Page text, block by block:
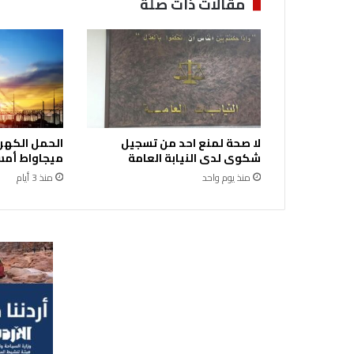
و
د
ا
ت
ا
ل
ك
ت
ب
ا
م
لا صحة لمنع احد من تسجيل
شكوى لدى النيابة العامة
منذ يوم واحد
ميجاواط
منذ 3 أيام